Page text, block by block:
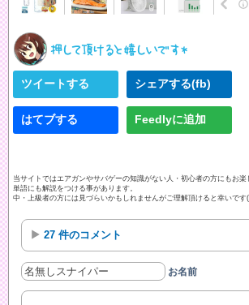
ツイートする シェアする(fb)
はてブする Feedlyに追加
当サイトではエアガンやサバゲーの知識がない人・初心者の方にもお
単語にも解説をつける事があります。
中・上級者の方には見づらいかもしれませんがご理解頂けると幸いです
27 件のコメント
お名前